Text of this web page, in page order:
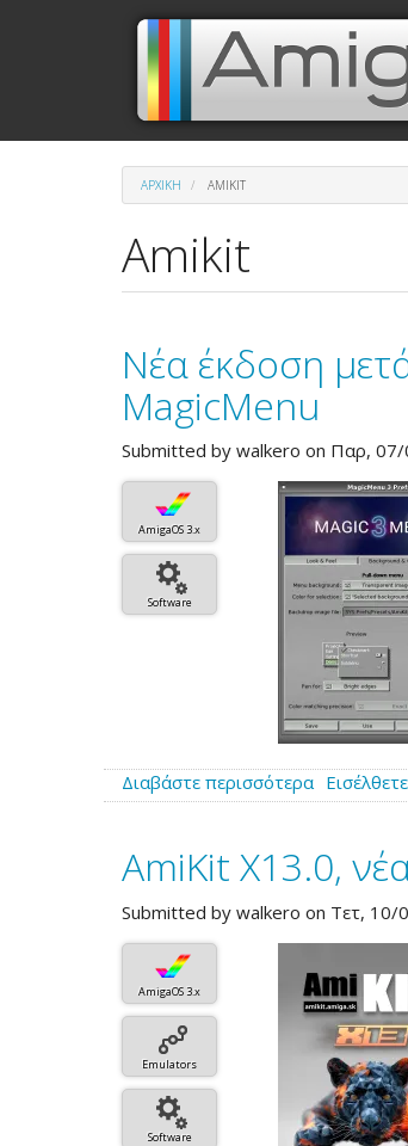
Μενού
λογαριασμού
χρήστη
Κεντρική
πλοήγηση
ΑΡΧΙΚΉ AMIKIT
Amikit
Νέα έκδοση
MagicMenu
Submitted by walkero on Παρ,
AmigaOS 3.x
Software
Διαβάστε περισσότεραγια
το
έκδοση
μετά
από
για
το
κλασικό
MagicMenu
AmiKit X13.0,
Submitted by walkero on Τετ, 10/
AmigaOS 3.x
Emulators
Software